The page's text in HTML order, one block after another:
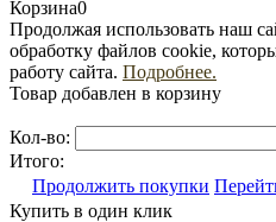
Корзина0
Продолжая использовать наш
обработку файлов cookie,
работу сайта. Подробнее.
Товар добавлен в корзину
Кол-во:
Итого:
Продолжить покупки
Купить в один клик